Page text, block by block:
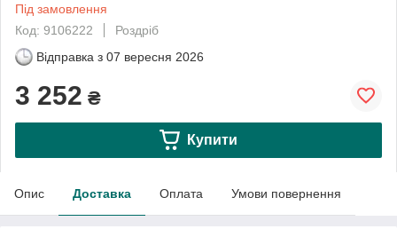
Під замовлення
Код: 9106222
Роздріб
Відправка з 07 вересня 2026
3 252 ₴
Купити
Опис Доставка Оплата Умови повернення